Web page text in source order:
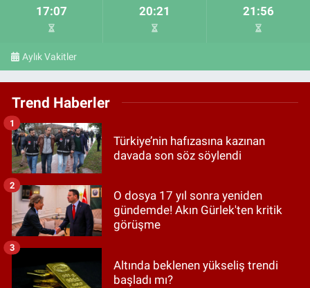
17:07 20:21 21:56
Aylık Vakitler
Trend Haberler
Türkiye’nin hafızasına kazınan
davada son söz söylendi
1
O dosya 17 yıl sonra yeniden
gündemde! Akın Gürlek'ten kritik
görüşme
2
Altında beklenen yükseliş trendi
başladı mı?
3